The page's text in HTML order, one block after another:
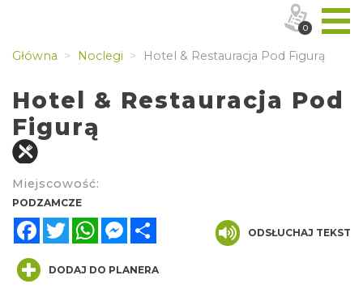
Główna Noclegi Hotel & Restauracja Pod Figurą
Hotel & Restauracja Pod
Figurą
Miejscowość:
PODZAMCZE
FacebookTwitterWhatsAppMessenger
ODSŁUCHAJ TEKST
DODAJ DO PLANERA
0